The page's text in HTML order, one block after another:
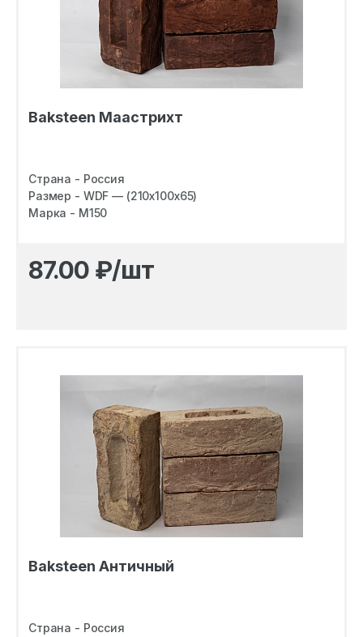
Baksteen Маастрихт
Страна - Россия
Размер - WDF — (210х100х65)
Марка - M150
87.00 ₽/шт
Baksteen Античный
Страна - Россия